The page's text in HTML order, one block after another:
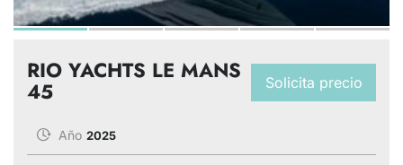
Solicita precio
RIO YACHTS LE MANS
45
Año 2025